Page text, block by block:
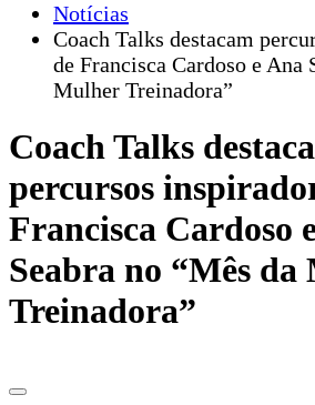
Notícias
Coach Talks destacam
de Francisca Cardoso e Ana
Mulher Treinadora”
Coach Talks
percursos
Francisca Cardoso
Seabra no “Mês
Treinadora”